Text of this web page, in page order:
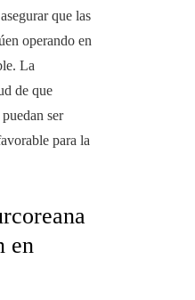
que las
operando en
La
de que
ser
para la
en